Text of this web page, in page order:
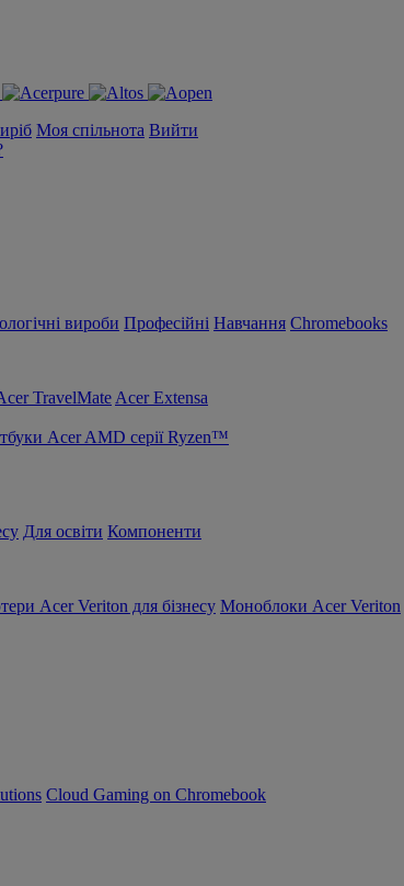
Моя спільнота Вийти
вироби Професійні Навчання Chromebooks
TravelMate Acer Extensa
Acer AMD серії Ryzen™
Для освіти Компоненти
Acer Veriton для бізнесу Моноблоки Acer Veriton
Cloud Gaming on Chromebook